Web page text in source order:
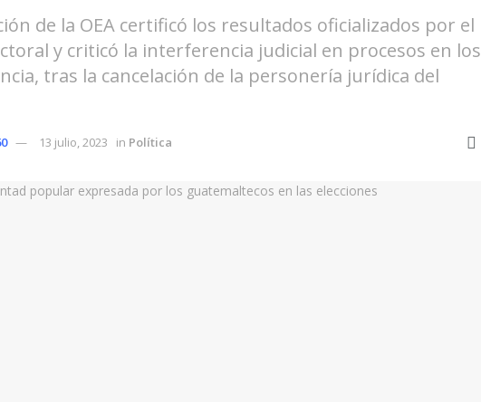
de la OEA certificó los resultados oficializados por el
y criticó la interferencia judicial en procesos en los
tras la cancelación de la personería jurídica del
13 julio, 2023 in Política